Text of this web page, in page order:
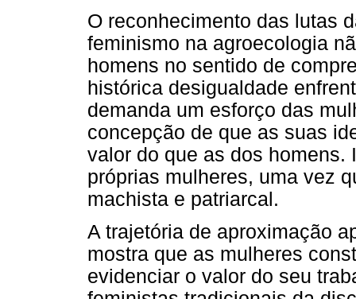
O reconhecimento das lutas
feminismo na agroecologia
homens no sentido de
histórica desigualdade
demanda um esforço das
concepção de que as suas
valor do que as dos homens.
próprias mulheres, uma vez
machista e patriarcal.
A trajetória de aproximação
mostra que as mulheres
evidenciar o valor do seu